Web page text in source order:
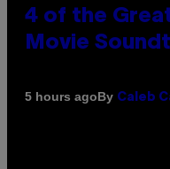
4 of the
Movie
5 hours agoBy Caleb